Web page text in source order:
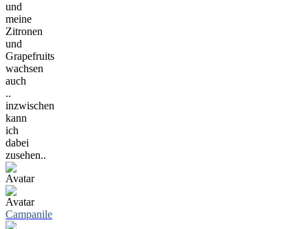
und
meine
Zitronen
und
Grapefruits
wachsen
auch
..
inzwischen
kann
ich
dabei
zusehen..
Campanile